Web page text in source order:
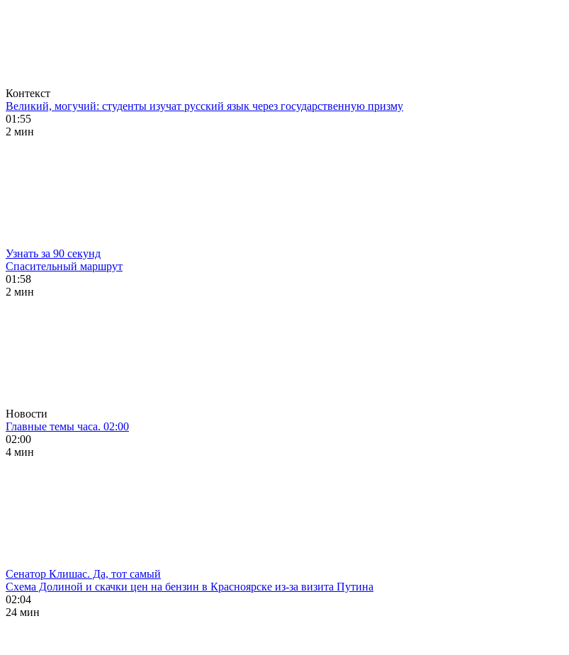
Контекст
Великий, могучий: студенты изучат русский язык через государственную призму
01:55
2 мин
Узнать за 90 секунд
Спасительный маршрут
01:58
2 мин
Новости
Главные темы часа. 02:00
02:00
4 мин
Сенатор Клишас. Да, тот самый
Схема Долиной и скачки цен на бензин в Красноярске из-за визита Путина
02:04
24 мин